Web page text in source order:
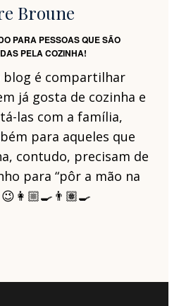
Broune
PARA PESSOAS QUE SÃO
PELA COZINHA!
blog é compartilhar
já gosta de cozinha e
las com a família,
para aqueles que
contudo, precisam de
para “pôr a mão na